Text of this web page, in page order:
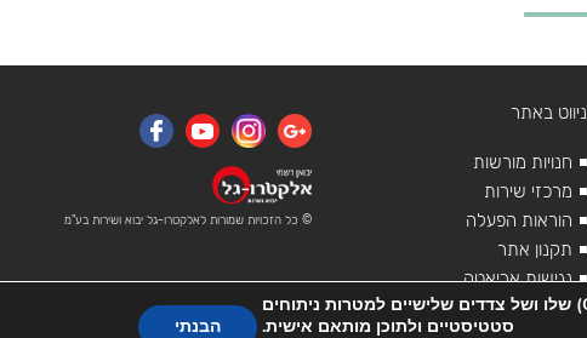
ניווט באתר
חנויות מורשות
מרכזי שירות
הוראות הפעלה
תקנון אתר
נגישות אריאטה
© כל הזכויות שמורות לאלקטרו-גל יבוא ושירות בע"מ
הפרטיות שלכם חשובה לנו, על מנת שנוכל להעניק לכם חווית גלישה מיטבית, אתר זה עושה שימוש ב"עוגיות" (Cookies) שלו ושל צדדים שלישיים למטרות ניתוחים
סטטיסטיים ולתוכן מותאם אישית.
הבנתי